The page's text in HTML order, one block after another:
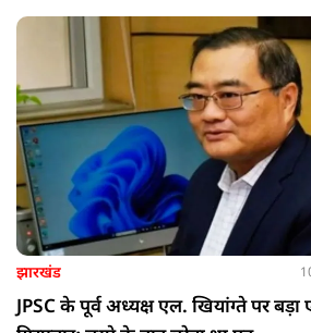
झारखंड
JPSC के पूर्व अध्यक्ष एल. खियांग्ते पर